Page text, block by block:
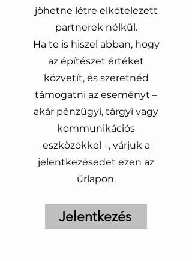
jöhetne létre elkötelezett
partnerek nélkül.
Ha te is hiszel abban, hogy
az építészet értéket
közvetít, és szeretnéd
támogatni az eseményt –
akár pénzügyi, tárgyi vagy
kommunikációs
eszközökkel –, várjuk a
jelentkezésedet ezen az
űrlapon.
Jelentkezés